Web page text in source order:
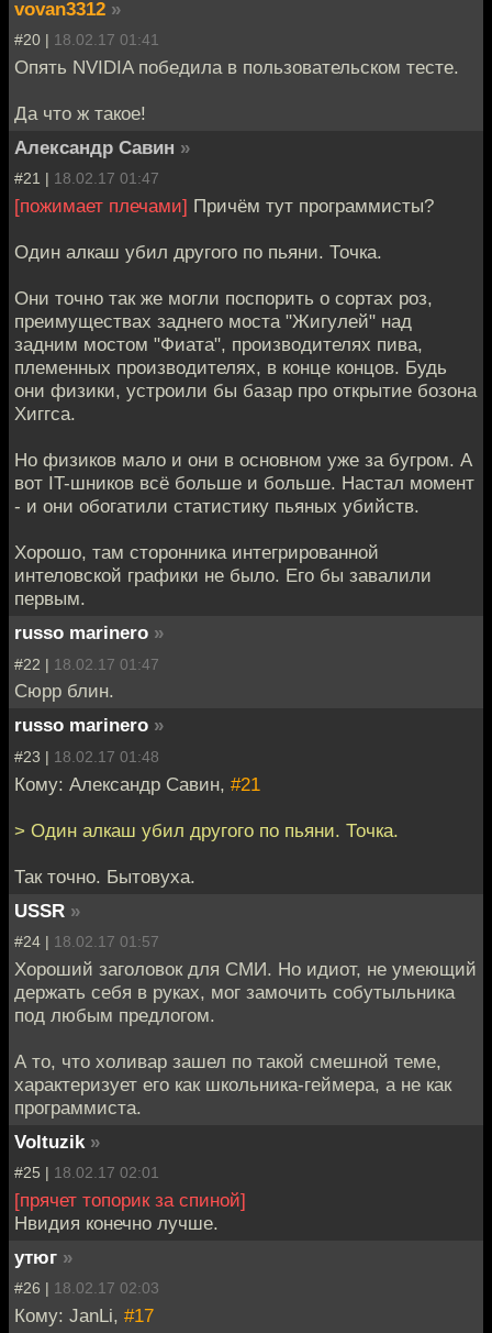
vovan3312 »
#20 | 18.02.17 01:41
Опять NVIDIA победила в пользовательском тесте.
Да что ж такое!
Александр Савин »
#21 | 18.02.17 01:47
[пожимает плечами] Причём тут программисты?
Один алкаш убил другого по пьяни. Точка.
Они точно так же могли поспорить о сортах роз,
преимуществах заднего моста "Жигулей" над
задним мостом "Фиата", производителях пива,
племенных производителях, в конце концов. Будь
они физики, устроили бы базар про открытие бозона
Хиггса.
Но физиков мало и они в основном уже за бугром. А
вот IT-шников всё больше и больше. Настал момент
- и они обогатили статистику пьяных убийств.
Хорошо, там сторонника интегрированной
интеловской графики не было. Его бы завалили
первым.
russo marinero »
#22 | 18.02.17 01:47
Сюрр блин.
russo marinero »
#23 | 18.02.17 01:48
Кому: Александр Савин, #21
> Один алкаш убил другого по пьяни. Точка.
Так точно. Бытовуха.
USSR »
#24 | 18.02.17 01:57
Хороший заголовок для СМИ. Но идиот, не умеющий
держать себя в руках, мог замочить собутыльника
под любым предлогом.
А то, что холивар зашел по такой смешной теме,
характеризует его как школьника-геймера, а не как
программиста.
Voltuzik »
#25 | 18.02.17 02:01
[прячет топорик за спиной]
Нвидия конечно лучше.
утюг »
#26 | 18.02.17 02:03
Кому: JanLi, #17